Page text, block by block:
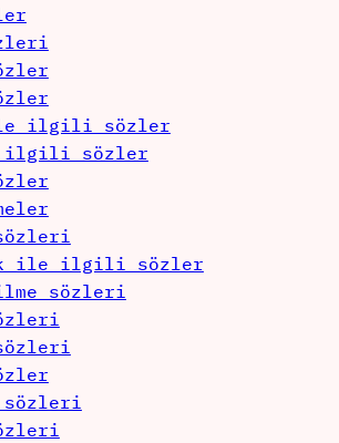
ilgili sözler
ilgili sözler
ile ilgili sözler
sözleri